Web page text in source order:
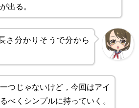
出る。
さ分かりそうで分から
つじゃないけど，今回はアイ
べくシンプルに持っていく。